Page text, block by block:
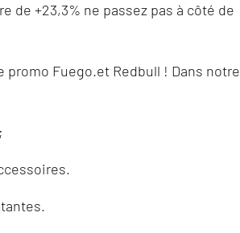
de +23,3% ne passez pas à côté de
promo Fuego.et Redbull ! Dans notre